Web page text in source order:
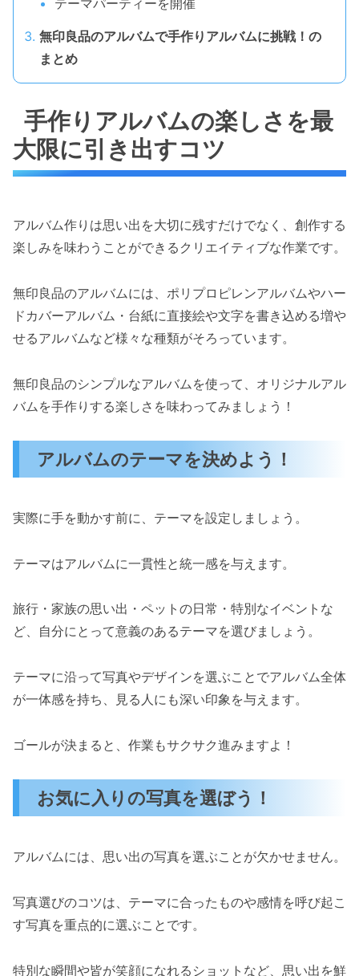
テーマパーティーを開催
無印良品のアルバムで手作りアルバムに挑戦！の
まとめ
手作りアルバムの楽しさを最
大限に引き出すコツ
アルバム作りは思い出を大切に残すだけでなく、創作する
楽しみを味わうことができるクリエイティブな作業です。
無印良品のアルバムには、ポリプロピレンアルバムやハー
ドカバーアルバム・台紙に直接絵や文字を書き込める増や
せるアルバムなど様々な種類がそろっています。
無印良品のシンプルなアルバムを使って、オリジナルアル
バムを手作りする楽しさを味わってみましょう！
アルバムのテーマを決めよう！
実際に手を動かす前に、テーマを設定しましょう。
テーマはアルバムに一貫性と統一感を与えます。
旅行・家族の思い出・ペットの日常・特別なイベントな
ど、自分にとって意義のあるテーマを選びましょう。
テーマに沿って写真やデザインを選ぶことでアルバム全体
が一体感を持ち、見る人にも深い印象を与えます。
ゴールが決まると、作業もサクサク進みますよ！
お気に入りの写真を選ぼう！
アルバムには、思い出の写真を選ぶことが欠かせません。
写真選びのコツは、テーマに合ったものや感情を呼び起こ
す写真を重点的に選ぶことです。
特別な瞬間や皆が笑顔になれるショットなど、思い出を鮮